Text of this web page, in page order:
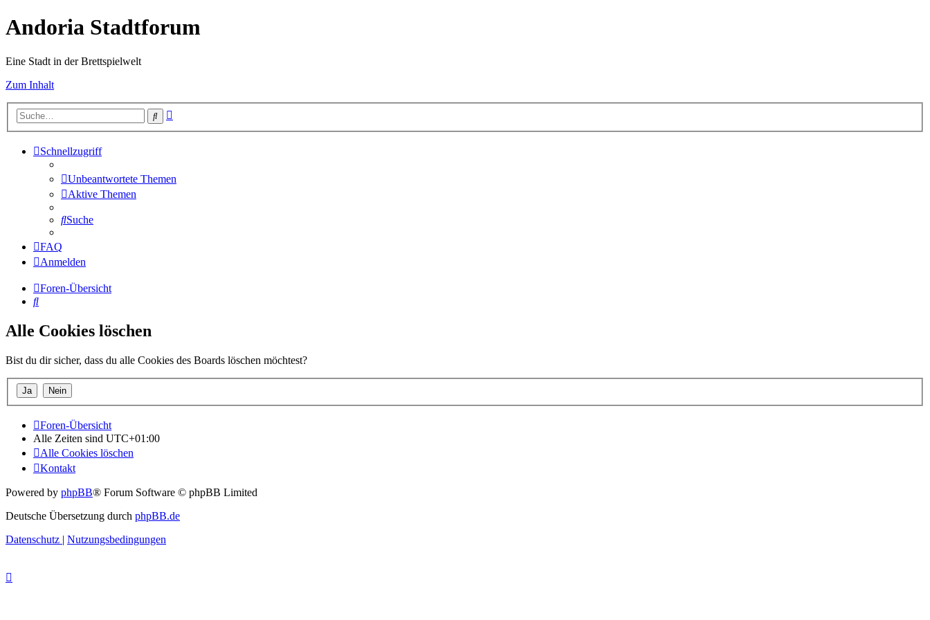
Andoria Stadtforum
Eine Stadt in der Brettspielwelt
Zum Inhalt
Suche
Schnellzugriff
Unbeantwortete Themen
Aktive Themen
Suche
FAQ
Anmelden
Foren-Übersicht
Suche
Alle Cookies löschen
Bist du dir sicher, dass du alle Cookies des Boards löschen möchtest?
Foren-Übersicht
Alle Zeiten sind UTC+01:00
Alle Cookies löschen
Kontakt
Powered by phpBB® Forum Software © phpBB Limited
Deutsche Übersetzung durch phpBB.de
Datenschutz | Nutzungsbedingungen